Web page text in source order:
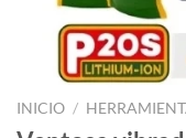
INICIO /